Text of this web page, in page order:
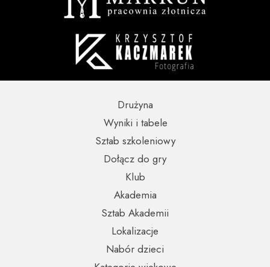
Nabór dzieci
Wyniki i tabele
Lokalizacje
Sztab szkoleniowy
Sztab Akademii
Dołącz do gry
Drużyna
Akademia
Klub